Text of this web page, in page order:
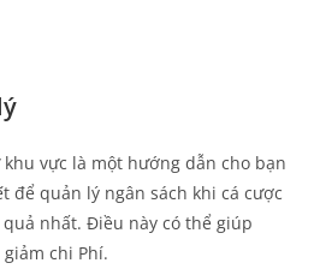
vực là một hướng dẫn cho bạn
để quản lý ngân sách khi cá cược
nhất. Điều này có thể giúp
chi Phí.